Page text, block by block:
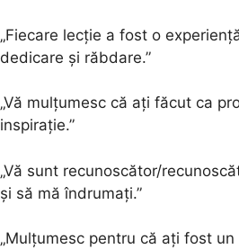
„Fiecare lecție a fost o
dedicare și răbdare.”
„Vă mulțumesc că ați făcut ca
inspirație.”
„Vă sunt recunoscător/
și să mă îndrumați.”
„Mulțumesc pentru că ați fost